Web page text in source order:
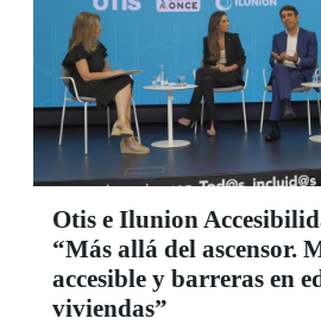
Otis e Ilunion
“Más allá del ascensor.
accesible y barreras en
viviendas”